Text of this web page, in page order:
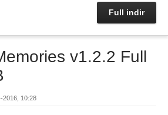
Full indir
v1.2.2 Full
2016, 10:28